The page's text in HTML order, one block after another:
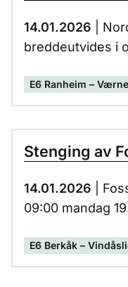
14.01.2026 |
breddeutvides i
arbeidene skal
må utføres
støyende
E6 Ranheim –
Stenging av
14.01.2026 |
09:00 mandag
E6 Berkåk –